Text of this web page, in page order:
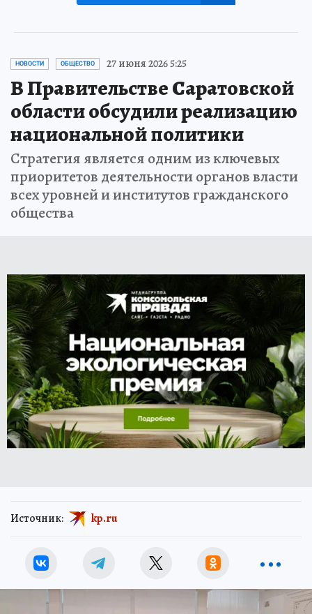
НОВОСТИ ОБЩЕСТВО 27 июня 2026 5:25
В Правительстве Саратовской
области обсудили реализацию
национальной политики
Стратегия является одним из ключевых
приоритетов деятельности органов власти
всех уровней и институтов гражданского
общества
Источник: kp.ru